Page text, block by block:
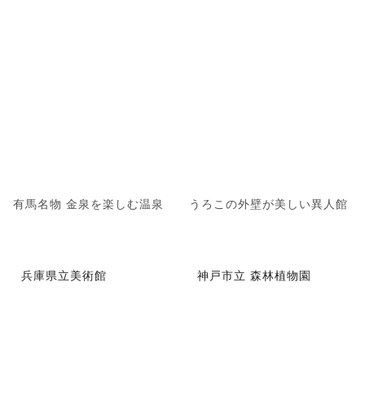
有馬名物 金泉を楽しむ温泉 うろこの外壁が美しい異人館
兵庫県立美術館 神戸市立 森林植物園